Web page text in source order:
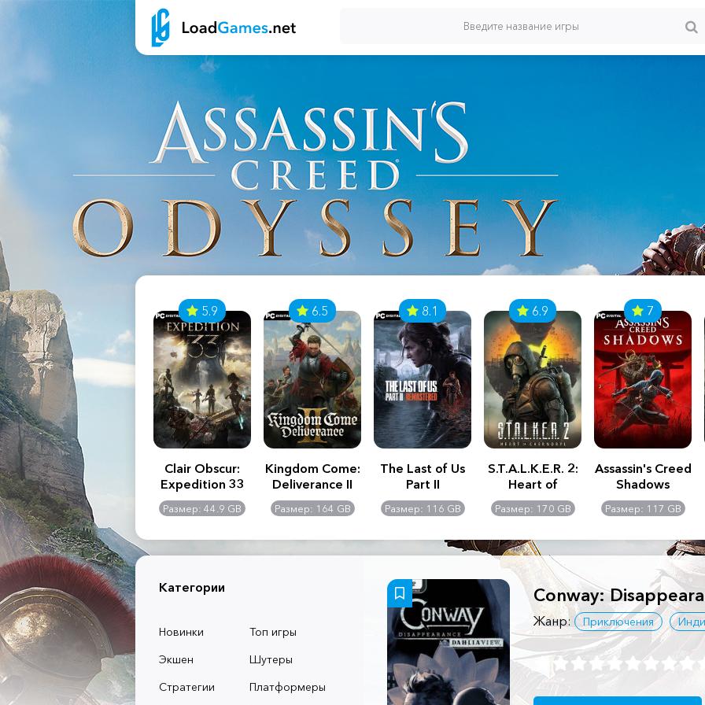
2:
-
GB
Assassin's Creed
Shadows
Размер: 117 GB
5.9
Clair Obscur:
Expedition 33
Размер: 44.9 GB
6.5
Kingdom Come:
Deliverance II
Размер: 164 GB
8.1
The Last of Us
Part II
Remastered
Размер: 116 GB
6.9
S.T.A.L.K.E.R. 2:
Heart of
Chernobyl -
Ultimate Edition
Размер: 170 GB
7
Assassin's Creed
Shadows
Размер: 117 GB
Категории
Новинки
Топ игры
Экшен
Шутеры
Стратегии
Платформеры
Conway:
Жанр: Приключения